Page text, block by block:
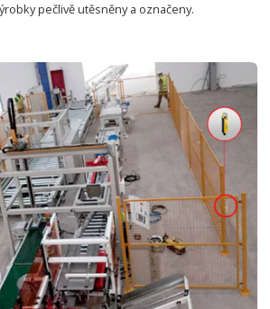
pečlivě utěsněny a označeny.